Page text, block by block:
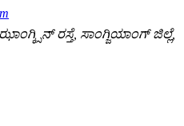
ರಸ್ತೆ, ಸಾಂಗ್ಜಿಯಾಂಗ್ ಜಿಲ್ಲೆ,